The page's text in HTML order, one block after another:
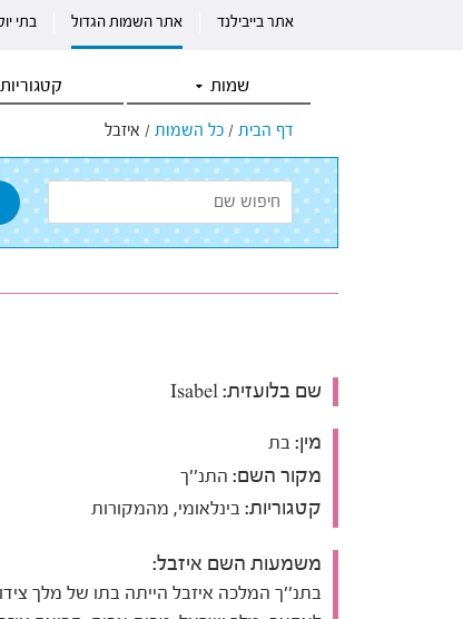
אתר בייבילנד אתר השמות הגדול בתי
שמות קטגוריות
דף הבית / כל השמות / איזבל
שם בלועזית:
מין: בת
מקור השם: התנ''ך
קטגוריות: בינלאומי, מהמקורות
משמעות השם איזבל:
בתנ''ך המלכה איזבל הייתה בתו של מלך